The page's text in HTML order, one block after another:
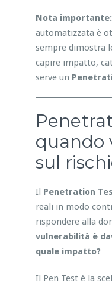
Nota importante:
automatizzata è
sempre dimostra
capire impatto,
serve un
quando
sul
Il Penetration
reali in modo
rispondere alla
vulnerabilità è
quale impatto?
Il Pen Test è la